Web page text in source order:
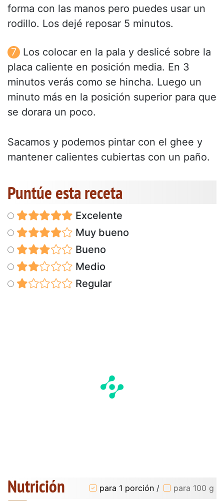
forma con las manos pero puedes usar un
rodillo. Los dejé reposar 5 minutos.
Los colocar en la pala y deslicé sobre la
placa caliente en posición media. En 3
minutos verás como se hincha. Luego un
minuto más en la posición superior para que
se dorara un poco.
Sacamos y podemos pintar con el ghee y
mantener calientes cubiertas con un paño.
Puntúe esta receta
Excelente
Muy bueno
Bueno
Medio
Regular
Nutrición para 1 porción / para 100 g